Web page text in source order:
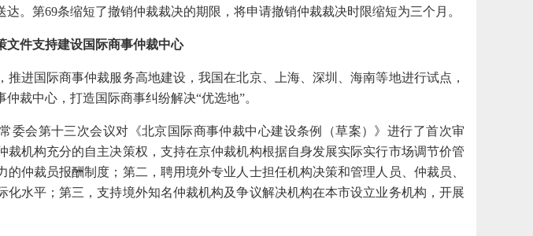
。第69条缩短了撤销仲裁裁决的期限，将申请撤销仲裁裁决时限缩短为三个月。
文件支持建设国际商事仲裁中心
进国际商事仲裁服务高地建设，我国在北京、上海、深圳、海南等地进行试点，
仲裁中心，打造国际商事纠纷解决“优选地”。
委会第十三次会议对《北京国际商事仲裁中心建设条例（草案）》进行了首次审
裁机构充分的自主决策权，支持在京仲裁机构根据自身发展实际实行市场调节价管
仲裁员报酬制度；第二，聘用境外专业人士担任机构决策和管理人员、仲裁员、
化水平；第三，支持境外知名仲裁机构及争议解决机构在本市设立业务机构，开展